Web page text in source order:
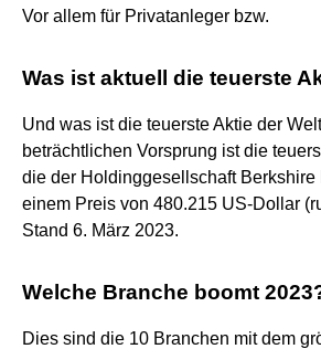
Vor allem für Privatanleger bzw.
Was ist aktuell die teuerste
Und was ist die teuerste Aktie der
beträchtlichen Vorsprung ist die
die der Holdinggesellschaft Berkshire
einem Preis von 480.215 US-Dollar
Stand 6. März 2023.
Welche Branche boomt
Dies sind die 10 Branchen mit dem